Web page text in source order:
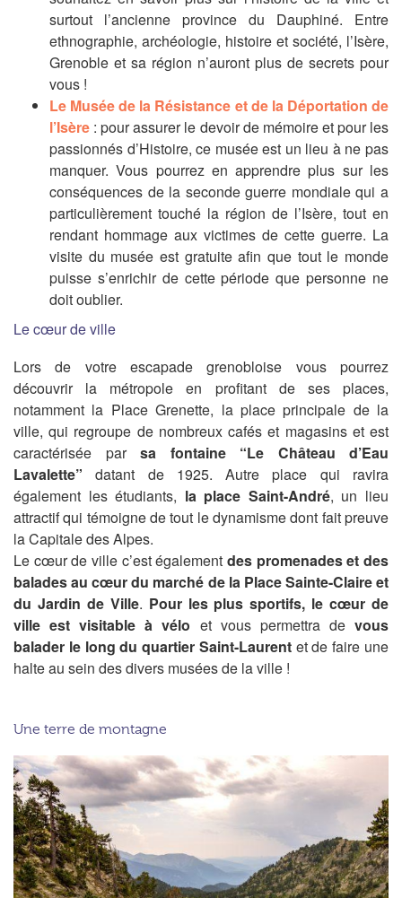
surtout l’ancienne province du Dauphiné. Entre
ethnographie, archéologie, histoire et société, l’Isère,
Grenoble et sa région n’auront plus de secrets pour
vous !
Le Musée de la Résistance et de la Déportation de
l’Isère : pour assurer le devoir de mémoire et pour les
passionnés d’Histoire, ce musée est un lieu à ne pas
manquer. Vous pourrez en apprendre plus sur les
conséquences de la seconde guerre mondiale qui a
particulièrement touché la région de l’Isère, tout en
rendant hommage aux victimes de cette guerre. La
visite du musée est gratuite afin que tout le monde
puisse s’enrichir de cette période que personne ne
doit oublier.
Le cœur de ville
Lors de votre escapade grenobloise vous pourrez
découvrir la métropole en profitant de ses places,
notamment la Place Grenette, la place principale de la
ville, qui regroupe de nombreux cafés et magasins et est
caractérisée par sa fontaine “Le Château d’Eau
Lavalette”datant de 1925.Autre place qui ravira
également les étudiants, la place Saint-André, un lieu
attractifqui témoigne de tout le dynamisme dont faitpreuve
la Capitale des Alpes.
Le cœur de ville c’est également des promenades et des
balades au cœur du marché de la Place Sainte-Claire et
du Jardin de Ville. Pour les plus sportifs, le cœur de
ville estvisitable à vélo et vous permettra devous
balader le long du quartier Saint-Laurentet de faire une
halte au sein des divers musées de la ville !
Une terre de montagne